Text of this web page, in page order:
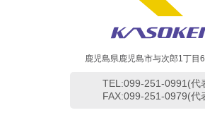
鹿児島県鹿児島市与次郎1丁目
TEL:099-251-0991(代
FAX:099-251-0979(代